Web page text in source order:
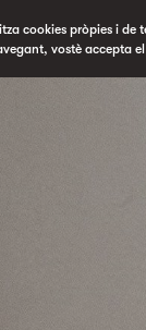
cookies pròpies i de
vostè accepta